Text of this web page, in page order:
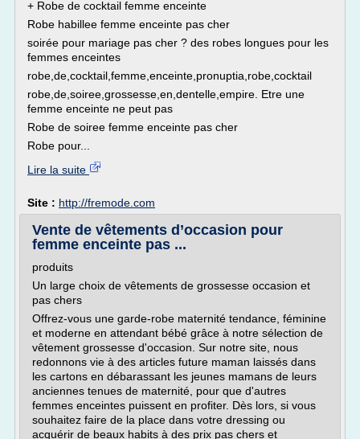
+ Robe de cocktail femme enceinte
Robe habillee femme enceinte pas cher
soirée pour mariage pas cher ? des robes longues pour les
femmes enceintes
robe,de,cocktail,femme,enceinte,pronuptia,robe,cocktail
robe,de,soiree,grossesse,en,dentelle,empire. Etre une
femme enceinte ne peut pas
Robe de soiree femme enceinte pas cher
Robe pour...
Lire la suite
Site : http://fremode.com
Vente de vêtements d’occasion pour
femme enceinte pas ...
produits
Un large choix de vêtements de grossesse occasion et
pas chers
Offrez-vous une garde-robe maternité tendance, féminine
et moderne en attendant bébé grâce à notre sélection de
vêtement grossesse d'occasion. Sur notre site, nous
redonnons vie à des articles future maman laissés dans
les cartons en débarassant les jeunes mamans de leurs
anciennes tenues de maternité, pour que d'autres
femmes enceintes puissent en profiter. Dès lors, si vous
souhaitez faire de la place dans votre dressing ou
acquérir de beaux habits à des prix pas chers et